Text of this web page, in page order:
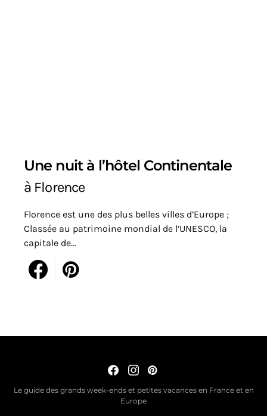
Une nuit à l’hôtel Continentale
à Florence
Florence est une des plus belles villes d’Europe ;
Classée au patrimoine mondial de l’UNESCO, la
capitale de…
Le guide des grands week-ends et petites vacances en France et en
Europe